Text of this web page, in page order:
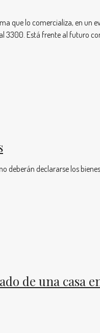
que lo comercializa, en un
3300. Está frente al futuro
deberán declararse los
de una casa